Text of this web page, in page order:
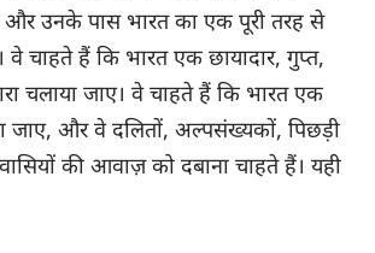
और उनके पास भारत का एक पूरी तरह से
चाहते हैं कि भारत एक छायादार, गुप्त,
चलाया जाए। वे चाहते हैं कि भारत एक
जाए, और वे दलितों, अल्पसंख्यकों, पिछड़ी
की आवाज़ को दबाना चाहते हैं। यही